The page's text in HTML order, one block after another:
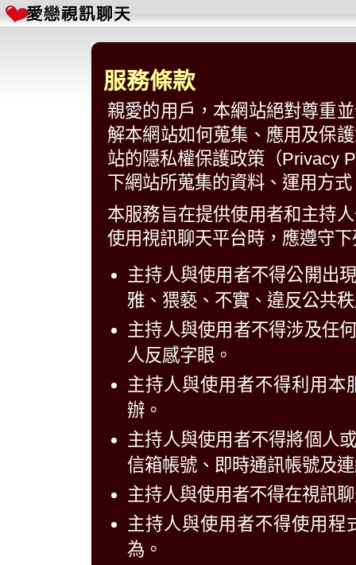
服務條款
親愛的用戶，本網站絕對尊重
解本網站如何蒐集、應用及保
站的隱私權保護政策（Privacy
下網站所蒐集的資料、運用方
本服務旨在提供使用者和主持
使用視訊聊天平台時，應遵守
主持人與使用者不得公開出
雅、猥褻、不實、違反公共
主持人與使用者不得涉及任
人反感字眼。
主持人與使用者不得利用
辦。
主持人與使用者不得將個人
信箱帳號、即時通訊帳號及
主持人與使用者不得在視訊
主持人與使用者不得使用
為。